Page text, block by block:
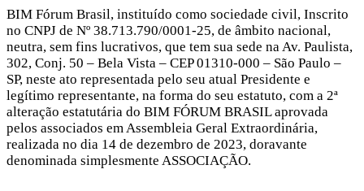
BIM Fórum Brasil, instituído como sociedade civil, Inscrito
no CNPJ de Nº 38.713.790/0001-25, de âmbito nacional,
neutra, sem fins lucrativos, que tem sua sede na Av. Paulista,
302, Conj. 50 – Bela Vista – CEP 01310-000 – São Paulo –
SP, neste ato representada pelo seu atual Presidente e
legítimo representante, na forma do seu estatuto, com a 2ª
alteração estatutária do BIM FÓRUM BRASIL aprovada
pelos associados em Assembleia Geral Extraordinária,
realizada no dia 14 de dezembro de 2023, doravante
denominada simplesmente ASSOCIAÇÃO.